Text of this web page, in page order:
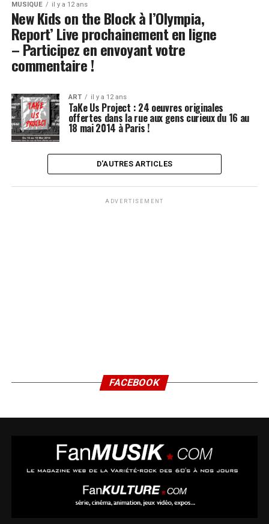
MUSIQUE il y a 12 ans
New Kids on the Block à l’Olympia,
Report’ Live prochainement en ligne
– Participez en envoyant votre
commentaire !
ART il y a 12 ans
TaKe Us Project : 24 oeuvres originales
offertes dans la rue aux gens curieux du 16 au
18 mai 2014 à Paris !
D'AUTRES ARTICLES
ADVERTISEMENT
FACEBOOK